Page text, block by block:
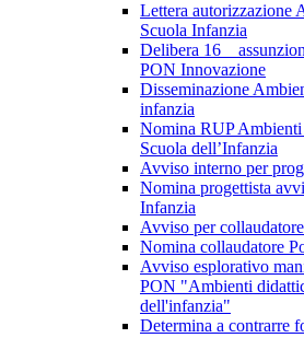
Lettera autorizzazione
Scuola Infanzia
Delibera 16 _
PON Innovazione
Disseminazione
infanzia
Nomina RUP
Scuola dell’Infanzia
Avviso interno per
Nomina progettista
Infanzia
Avviso per
Nomina collaudatore
Avviso esplorativo
PON "Ambienti
dell'infanzia"
Determina a contrarre